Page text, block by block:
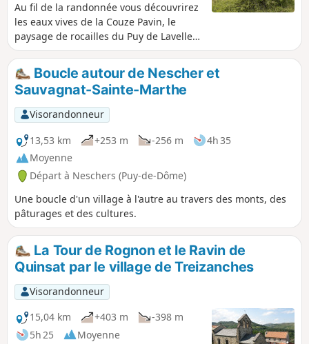
Au fil de la randonnée vous découvrirez
les eaux vives de la Couze Pavin, le
paysage de rocailles du Puy de Lavelle
et sa flore aux couleurs vives, les
magnifiques points de vue sur la vallée
de la Couze sans oublier le village de
Saint-Floret doté d'un riche patrimoine.
Boucle autour de Nescher et
Sauvagnat-Sainte-Marthe
Visorandonneur
13,53 km
+253 m -256 m
4h 35
Moyenne
Départ à Neschers (Puy-de-Dôme)
Une boucle d'un village à l'autre au travers des monts, des
pâturages et des cultures.
La Tour de Rognon et le Ravin de
Quinsat par le village de Treizanches
Visorandonneur
15,04 km
+403 m
-398 m
5h 25
Moyenne